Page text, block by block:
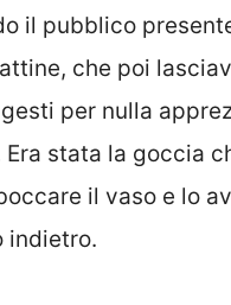
il pubblico
che poi
per nulla
Era stata la goccia
il vaso e lo
indietro.